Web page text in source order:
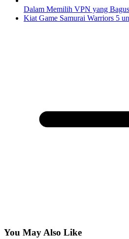
Dalam Memilih VPN yang
Kiat Game Samurai Warriors 5
You May Also Like